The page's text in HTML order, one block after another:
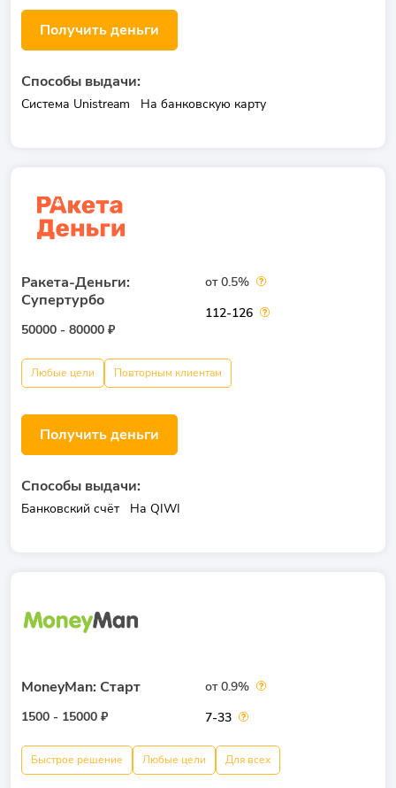
Получить деньги
Способы выдачи:
Система Unistream На банковскую карту
Ракета-Деньги:
Супертурбо
50000 - 80000 ₽
от 0.5%
112-126
Любые цели Повторным клиентам
Получить деньги
Способы выдачи:
Банковский счёт На QIWI
MoneyMan: Старт
1500 - 15000 ₽
от 0.9%
7-33
Быстрое решение Любые цели Для всех